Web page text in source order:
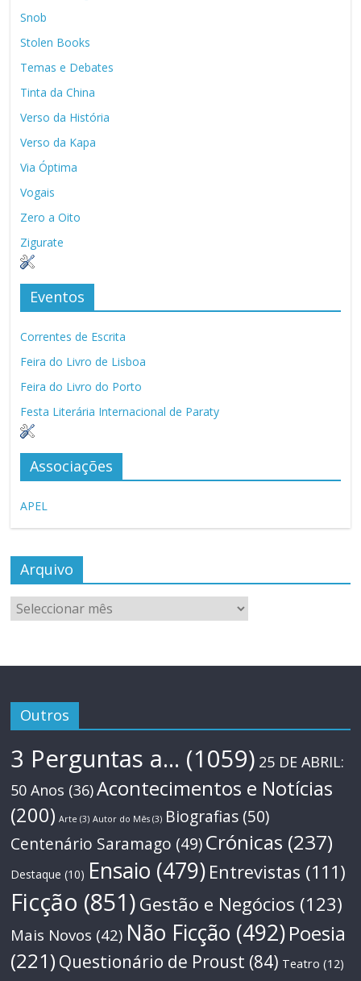
Snob
Stolen Books
Temas e Debates
Tinta da China
Verso da História
Verso da Kapa
Via Óptima
Vogais
Zero a Oito
Zigurate
Eventos
Correntes de Escrita
Feira do Livro de Lisboa
Feira do Livro do Porto
Festa Literária Internacional de Paraty
Associações
APEL
Arquivo
Arquivo
Outros
3 Perguntas a... (1059) 25 DE ABRIL:
50 Anos (36)Acontecimentos e Notícias
(200) Arte (3) Autor do Mês (3) Biografias (50)
Centenário Saramago (49)Crónicas (237)
Destaque (10) Ensaio (479) Entrevistas (111)
Ficção (851) Gestão e Negócios (123)
Mais Novos (42) Não Ficção (492)Poesia
(221) Questionário de Proust (84) Teatro (12)